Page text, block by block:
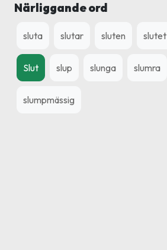
Närliggande ord
sluta slutar sluten slutet
Slut slup slunga slumra
slumpmässig